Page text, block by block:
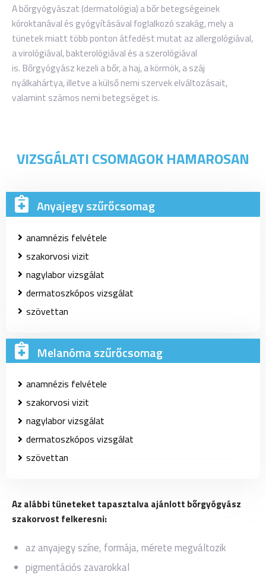
A bőrgyógyászat (dermatológia) a bőr betegségeinek
kóroktanával és gyógyításával foglalkozó szakág, mely a
tünetek miatt több ponton átfedést mutat az allergológiával,
a virológiával, bakterológiával és a szerológiával
is. Bőrgyógyász kezeli a bőr, a haj, a körmök, a száj
nyálkahártya, illetve a külső nemi szervek elváltozásait,
valamint számos nemi betegséget is.
VIZSGÁLATI CSOMAGOK HAMAROSAN
Anyajegy szűrőcsomag
anamnézis felvétele
szakorvosi vizit
nagylabor vizsgálat
dermatoszkópos vizsgálat
szövettan
Melanóma szűrőcsomag
anamnézis felvétele
szakorvosi vizit
nagylabor vizsgálat
dermatoszkópos vizsgálat
szövettan
Az alábbi tüneteket tapasztalva ajánlott bőrgyógyász
szakorvost felkeresni:
az anyajegy színe, formája, mérete megváltozik
pigmentációs zavarokkal